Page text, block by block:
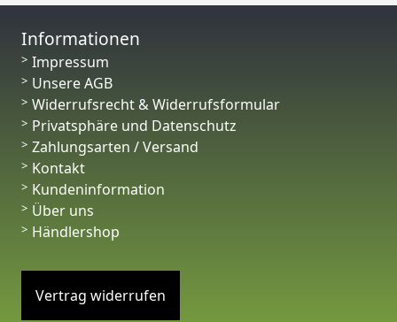
Informationen
Impressum
Unsere AGB
Widerrufsrecht & Widerrufsformular
Privatsphäre und Datenschutz
Zahlungsarten / Versand
Kontakt
Kundeninformation
Über uns
Händlershop
Vertrag widerrufen